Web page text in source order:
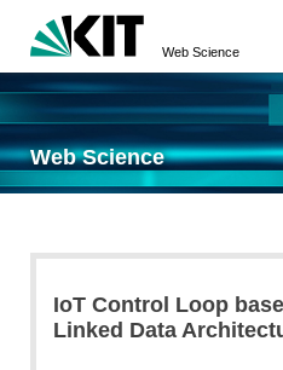
Web Science
Web Science
IoT Control Loop
Linked Data